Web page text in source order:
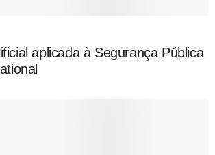
aplicada à Segurança Pública